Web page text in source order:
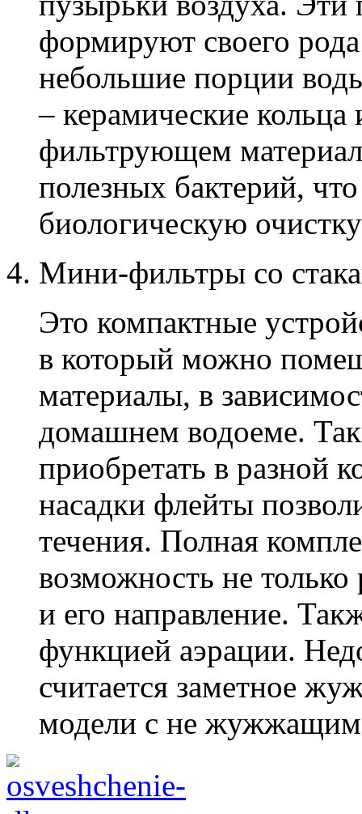
формируют своего
небольшие порции
– керамические
фильтрующем
полезных бактерий,
биологическую
Мини-фильтры со
Это компактные
в который можно
материалы, в
домашнем водоеме.
приобретать в разной
насадки флейты
течения. Полная
возможность не только
и его направление.
функцией аэрации.
считается заметное
модели с не